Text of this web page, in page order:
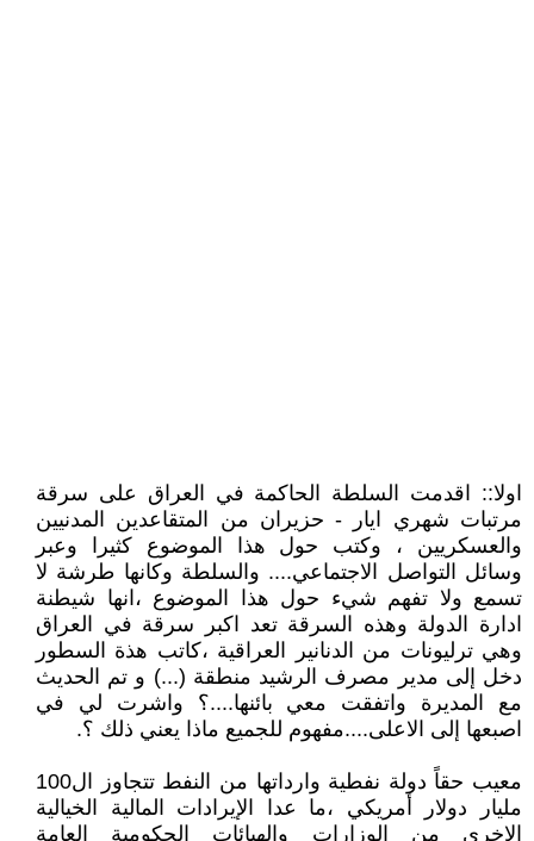
اولا:: اقدمت السلطة الحاكمة في العراق على سرقة
مرتبات شهري ايار - حزيران من المتقاعدين المدنيين
والعسكريين ، وكتب حول هذا الموضوع كثيرا وعبر
وسائل التواصل الاجتماعي.... والسلطة وكانها طرشة لا
تسمع ولا تفهم شيء حول هذا الموضوع ،انها شيطنة
ادارة الدولة وهذه السرقة تعد اكبر سرقة في العراق
وهي ترليونات من الدنانير العراقية ،كاتب هذة السطور
دخل إلى مدير مصرف الرشيد منطقة (...) و تم الحديث
مع المديرة واتفقت معي بائنها....؟ واشرت لي في
اصبعها إلى الاعلى....مفهوم للجميع ماذا يعني ذلك ؟.
معيب حقاً دولة نفطية وارداتها من النفط تتجاوز ال100
مليار دولار أمريكي ،ما عدا الإيرادات المالية الخيالية
الاخرى من الوزارات والهيائات الحكومية العامة